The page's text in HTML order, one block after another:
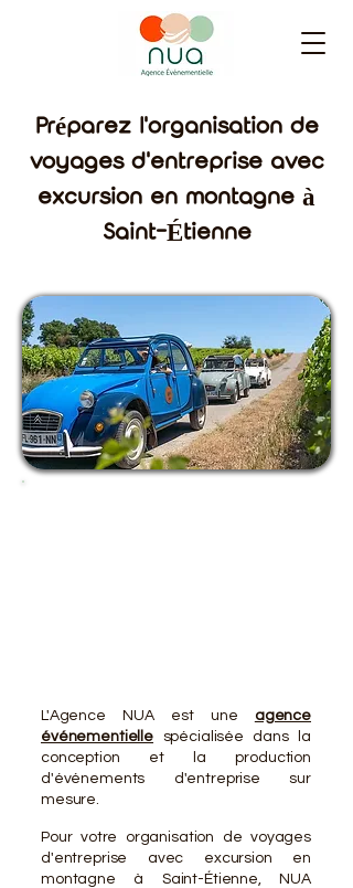
Préparez l'organisation de
voyages d'entreprise avec
excursion en montagne à
Saint-Étienne
L'Agence NUA est une agence
événementielle
spécialisée dans la
conception et la production
d'événements d'entreprise sur
mesure.
Pour votre organisation de voyages
d'entreprise avec excursion en
montagne à Saint-Étienne, NUA